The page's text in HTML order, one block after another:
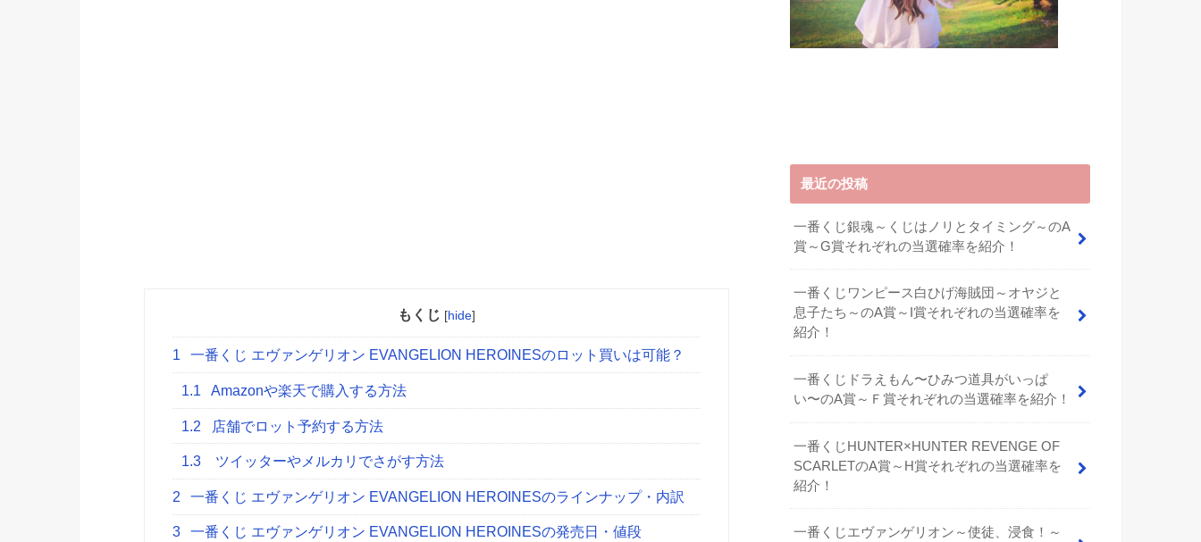
もくじ [hide]
1 一番くじ エヴァンゲリオン EVANGELION HEROINESのロット買いは可能？
1.1 Amazonや楽天で購入する方法
1.2 店舗でロット予約する方法
1.3 ツイッターやメルカリでさがす方法
2 一番くじ エヴァンゲリオン EVANGELION HEROINESのラインナップ・内訳
3 一番くじ エヴァンゲリオン EVANGELION HEROINESの発売日・値段
最近の投稿
一番くじ銀魂～くじはノリとタイミング～のA
賞～G賞それぞれの当選確率を紹介！
一番くじワンピース白ひげ海賊団～オヤジと
息子たち～のA賞～I賞それぞれの当選確率を
紹介！
⼀番くじドラえもん〜ひみつ道具がいっぱ
い〜のA賞～Ｆ賞それぞれの当選確率を紹介！
一番くじHUNTER×HUNTER REVENGE OF
SCARLETのA賞～H賞それぞれの当選確率を
紹介！
一番くじエヴァンゲリオン～使徒、浸食！～